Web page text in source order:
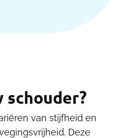
schouder?
van stijfheid en
Deze